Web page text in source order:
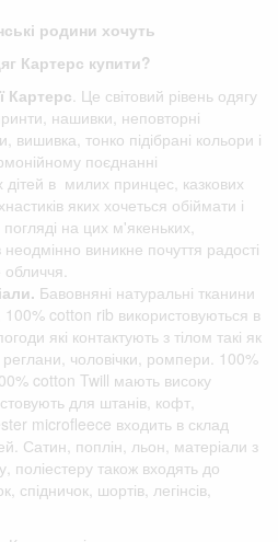
родини хочуть
Картерс купити?
Картерс . Це світовий рівень одягу
нашивки, неповторні
вишивка, тонко підібрані кольори і
поєднанні
в милих принцес, казкових
яких хочеться обіймати і
на цих м'якеньких,
неодмінно виникне почуття радості
Бавовняні натуральні тканини
cotton rib використовуються в
які контактують з тілом такі як
реглани, чоловічки, ромпери. 100%
cotton Twill мають високу
для штанів, кофт,
microfleece входить в склад
Сатин, поплін, льон, матеріали з
поліестеру також входять до
спідничок, шортів, легінсів,